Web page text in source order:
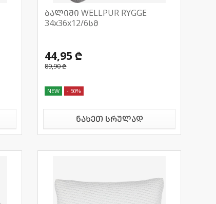
ბალიში WELLPUR RYGGE
34x36x12/6სმ
44,95 ₾
89,90 ₾
NEW - 50%
ნახეთ სრულად